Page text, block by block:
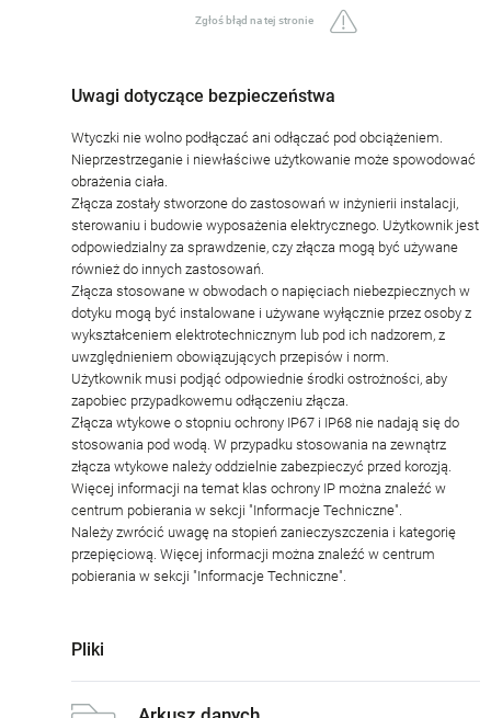
Zgłoś błąd na tej stronie
Uwagi dotyczące bezpieczeństwa
Wtyczki nie wolno podłączać ani odłączać pod obciążeniem.
Nieprzestrzeganie i niewłaściwe użytkowanie może spowodować
obrażenia ciała.
Złącza zostały stworzone do zastosowań w inżynierii instalacji,
sterowaniu i budowie wyposażenia elektrycznego. Użytkownik jest
odpowiedzialny za sprawdzenie, czy złącza mogą być używane
również do innych zastosowań.
Złącza stosowane w obwodach o napięciach niebezpiecznych w
dotyku mogą być instalowane i używane wyłącznie przez osoby z
wykształceniem elektrotechnicznym lub pod ich nadzorem, z
uwzględnieniem obowiązujących przepisów i norm.
Użytkownik musi podjąć odpowiednie środki ostrożności, aby
zapobiec przypadkowemu odłączeniu złącza.
Złącza wtykowe o stopniu ochrony IP67 i IP68 nie nadają się do
stosowania pod wodą. W przypadku stosowania na zewnątrz
złącza wtykowe należy oddzielnie zabezpieczyć przed korozją.
Więcej informacji na temat klas ochrony IP można znaleźć w
centrum pobierania w sekcji "Informacje Techniczne".
Należy zwrócić uwagę na stopień zanieczyszczenia i kategorię
przepięciową. Więcej informacji można znaleźć w centrum
pobierania w sekcji "Informacje Techniczne".
Pliki